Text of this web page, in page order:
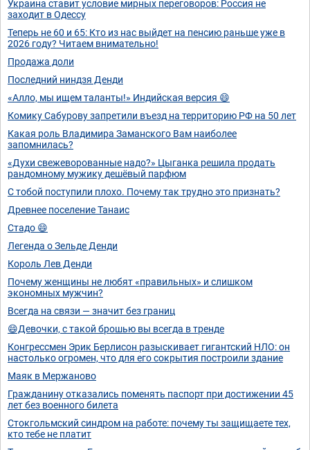
Украина ставит условие мирных переговоров: Россия не
заходит в Одессу
Теперь не 60 и 65: Кто из нас выйдет на пенсию раньше уже в
2026 году? Читаем внимательно!
Продажа доли
Последний ниндзя Денди
«Алло, мы ищем таланты!» Индийская версия 😄
Комику Сабурову запретили въезд на территорию РФ на 50 лет
Какая роль Владимира Заманского Вам наиболее
запомнилась?
«Духи свежеворованные надо?» Цыганка решила продать
рандомному мужику дешёвый парфюм
С тобой поступили плохо. Почему так трудно это признать?
Древнее поселение Танаис
Стадо 😄
Легенда о Зельде Денди
Король Лев Денди
Почему женщины не любят «правильных» и слишком
экономных мужчин?
Всегда на связи — значит без границ
😄Девочки, с такой брошью вы всегда в тренде
Конгрессмен Эрик Берлисон разыскивает гигантский НЛО: он
настолько огромен, что для его сокрытия построили здание
Маяк в Мержаново
Гражданину отказались поменять паспорт при достижении 45
лет без военного билета
Стокгольмский синдром на работе: почему ты защищаете тех,
кто тебе не платит